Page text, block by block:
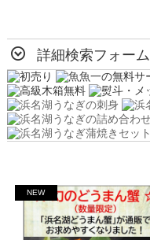
詳細検索フォーム